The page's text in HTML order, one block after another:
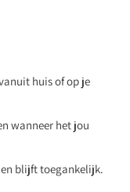
huis of op je
wanneer het jou
blijft toegankelijk.